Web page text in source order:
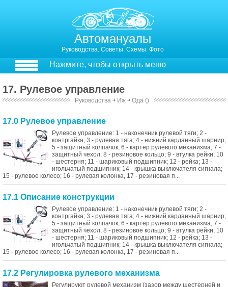
Автомануалы
Руководства. Советы. Схемы. Фото
Нажмите, чтобы открыть меню
17. Рулевое управление
Руководства ￫ Иж ￫ Ода ()
17.0 Рулевое управление
Рулевое управление: 1 - наконечник рулевой тяги; 2 -
контргайка; 3 - рулевая тяга; 4 - нижний карданный шарнир;
5 - защитный колпачок; 6 - картер рулевого механизма; 7 -
защитный чехол; 8 - резиновое кольцо; 9 - втулка рейки; 10
- шестерня; 11 - шариковый подшипник; 12 - рейка; 13 -
игольчатый подшипник; 14 - крышка выключателя сигнала;
15 - рулевое колесо; 16 - рулевая колонка, 17 - резиновая п...
17.1 Описание конструкции
Рулевое управление: 1 - наконечник рулевой тяги; 2 -
контргайка; 3 - рулевая тяга; 4 - нижний карданный шарнир;
5 - защитный колпачок; 6 - картер рулевого механизма; 7 -
защитный чехол; 8 - резиновое кольцо; 9 - втулка рейки; 10
- шестерня; 11 - шариковый подшипник; 12 - рейка; 13 -
игольчатый подшипник; 14 - крышка выключателя сигнала;
15 - рулевое колесо; 16 - рулевая колонка, 17 - резиновая п...
17.2 Регулировка рулевого механизма
Регулируют рулевой механизм (зазор между шестерней и